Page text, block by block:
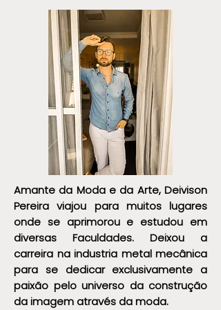
Amante da Moda e da Arte, Deivison
Pereira viajou para muitos lugares
onde se aprimorou e estudou em
diversas Faculdades. Deixou a
carreira na industria metal mecânica
para se dedicar exclusivamente a
paixão pelo universo da construção
da imagem através da moda.